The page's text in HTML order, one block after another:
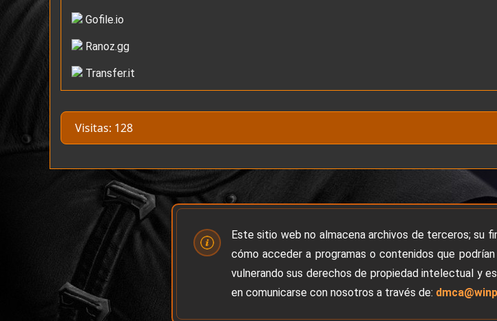
Gofile.io
Ranoz.gg
Transfer.it
Visitas: 128
Este sitio web no almacena archivos de terceros; su
cómo acceder a programas o contenidos que
vulnerando sus derechos de propiedad intelectual y
en comunicarse con nosotros a través de: